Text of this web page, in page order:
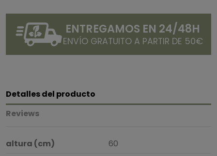
ENTREGAMOS EN 24/48H
ENVÍO GRATUITO A PARTIR DE 50€
Detalles del producto
Reviews
altura (cm)
60